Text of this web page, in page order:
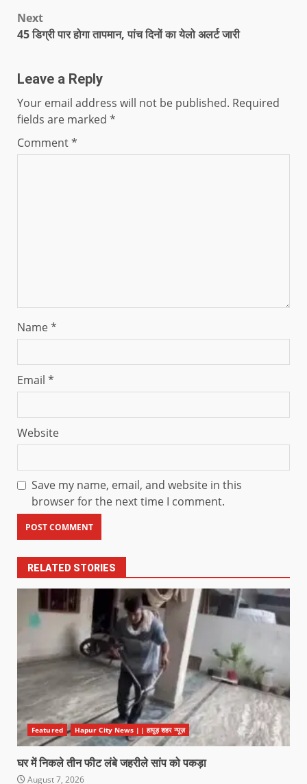
Next
45 डिग्री पार होगा तापमान, पांच दिनों का येलो अलर्ट जारी
Leave a Reply
Your email address will not be published. Required
fields are marked *
Comment*
Name*
Email *
Website
Save my name, email, and website in this
browser for the next time I comment.
RELATED STORIES
Featured Hapur City News || हापुड़ शहर न्यूज़
घर में निकले तीन फीट लंबे जहरीले सांप को पकड़ा
August 7, 2026